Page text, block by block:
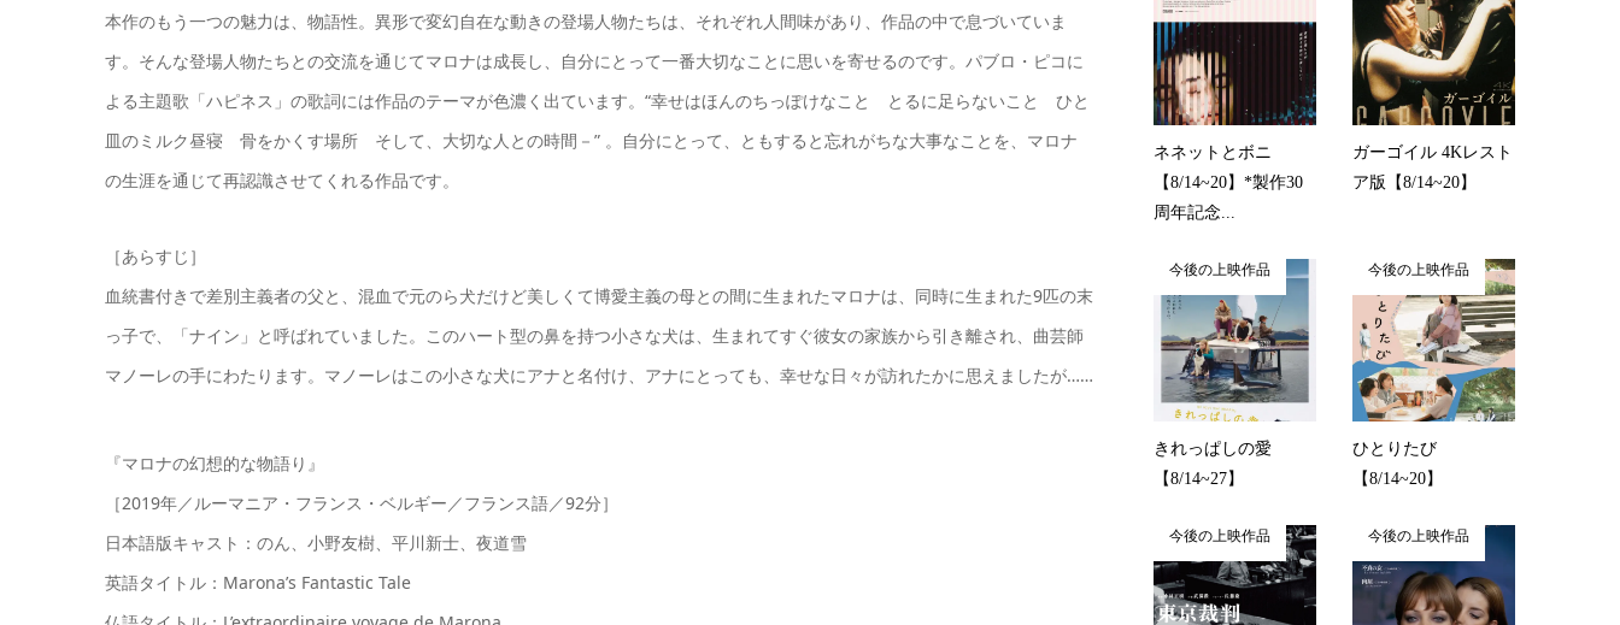
本作のもう一つの魅力は、物語性。異形で変幻自在な動きの登場人物たちは、それぞれ人間味があり、作品の中で息づいていま
す。そんな登場人物たちとの交流を通じてマロナは成長し、自分にとって一番大切なことに思いを寄せるのです。パブロ・ピコに
よる主題歌「ハピネス」の歌詞には作品のテーマが色濃く出ています。“幸せはほんのちっぽけなこと とるに足らないこと ひと
皿のミルク昼寝 骨をかくす場所 そして、大切な人との時間－” 。自分にとって、ともすると忘れがちな大事なことを、マロナ
の生涯を通じて再認識させてくれる作品です。
［あらすじ］
血統書付きで差別主義者の父と、混血で元のら犬だけど美しくて博愛主義の母との間に生まれたマロナは、同時に生まれた9匹の末
っ子で、「ナイン」と呼ばれていました。このハート型の鼻を持つ小さな犬は、生まれてすぐ彼女の家族から引き離され、曲芸師
マノーレの手にわたります。マノーレはこの小さな犬にアナと名付け、アナにとっても、幸せな日々が訪れたかに思えましたが……
『マロナの幻想的な物語り』
［2019年／ルーマニア・フランス・ベルギー／フランス語／92分］
日本語版キャスト：のん、小野友樹、平川新士、夜道雪
英語タイトル：Marona’s Fantastic Tale
ネネットとボニ
【8/14~20】*製作30
周年記念...
ガーゴイル 4Kレスト
ア版【8/14~20】
今後の上映作品
きれっぱしの愛
【8/14~27】
今後の上映作品
ひとりたび
【8/14~20】
今後の上映作品 今後の上映作品